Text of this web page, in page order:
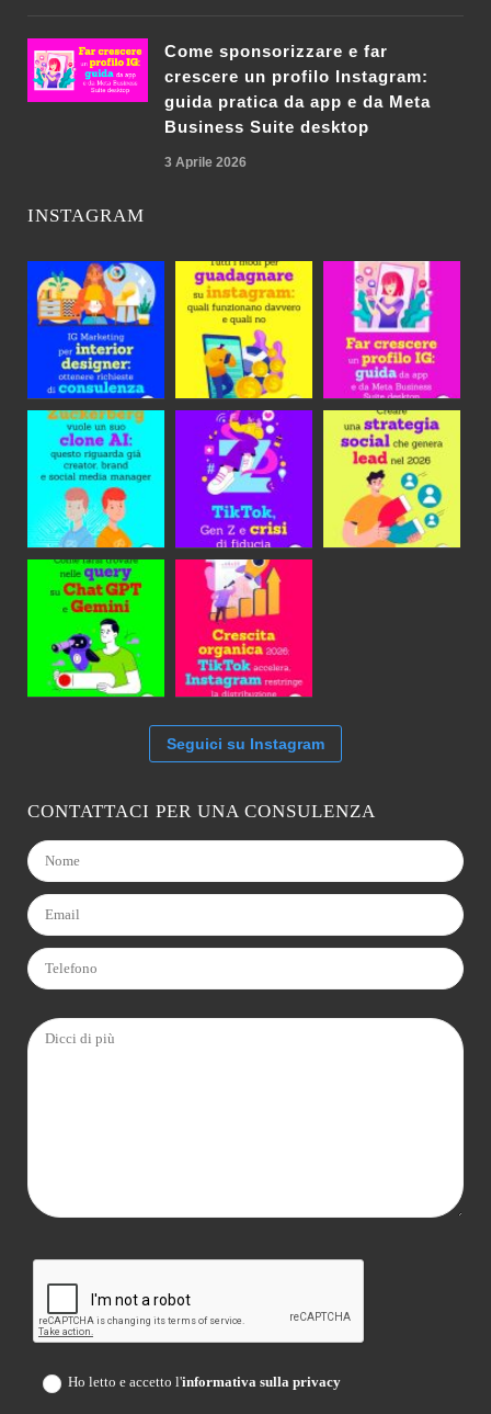
Come sponsorizzare e far
crescere un profilo Instagram:
guida pratica da app e da Meta
Business Suite desktop
3 Aprile 2026
INSTAGRAM
Seguici su Instagram
CONTATTACI PER UNA CONSULENZA
Ho letto e accetto l'informativa sulla privacy